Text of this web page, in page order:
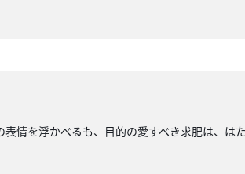
情を浮かべるも、目的の愛すべき求肥は、は